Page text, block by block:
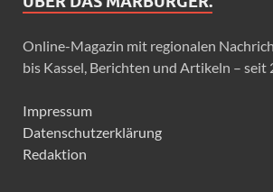
Online-Magazin mit regionalen
bis Kassel, Berichten und Artikeln – seit
Impressum
Datenschutzerklärung
Redaktion